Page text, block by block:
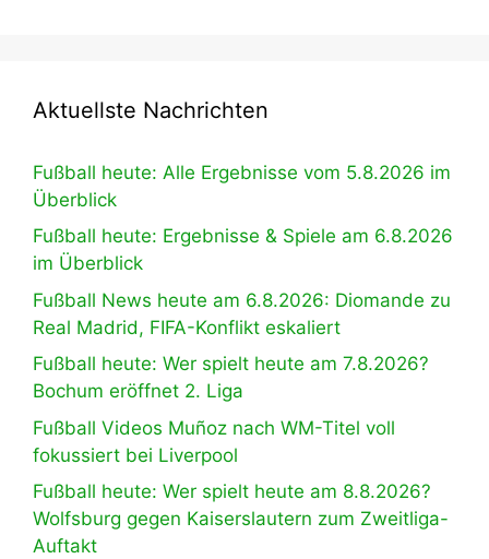
Aktuellste Nachrichten
Fußball heute: Alle Ergebnisse vom 5.8.2026 im
Überblick
Fußball heute: Ergebnisse & Spiele am 6.8.2026
im Überblick
Fußball News heute am 6.8.2026: Diomande zu
Real Madrid, FIFA-Konflikt eskaliert
Fußball heute: Wer spielt heute am 7.8.2026?
Bochum eröffnet 2. Liga
Fußball Videos Muñoz nach WM-Titel voll
fokussiert bei Liverpool
Fußball heute: Wer spielt heute am 8.8.2026?
Wolfsburg gegen Kaiserslautern zum Zweitliga-
Auftakt